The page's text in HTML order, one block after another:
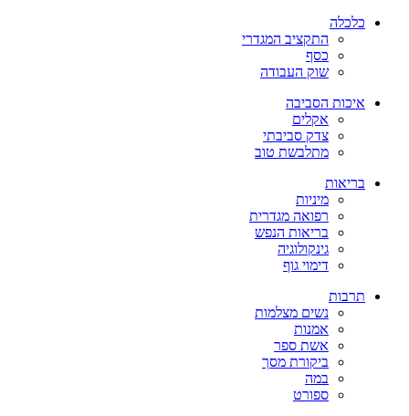
כלכלה
התקציב המגדרי
כסף
שוק העבודה
איכות הסביבה
אקלים
צדק סביבתי
מתלבשת טוב
בריאות
מיניות
רפואה מגדרית
בריאות הנפש
גינקולוגיה
דימוי גוף
תרבות
נשים מצלמות
אמנות
אשת ספר
ביקורת מסך
במה
ספורט